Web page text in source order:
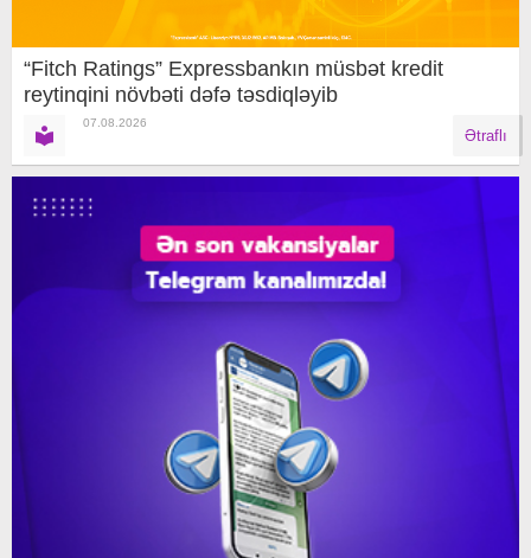
“Fitch Ratings” Expressbankın müsbət kredit
reytinqini növbəti dəfə təsdiqləyib
07.08.2026
Ətraflı